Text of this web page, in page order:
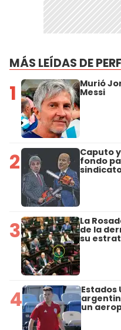
MÁS LEÍDAS DE
1 Murió
Messi
2 Caputo
fondo
3 La
de la
su
4 Estados
un